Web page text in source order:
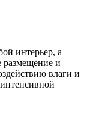
интерьер, а
размещение и
влаги и